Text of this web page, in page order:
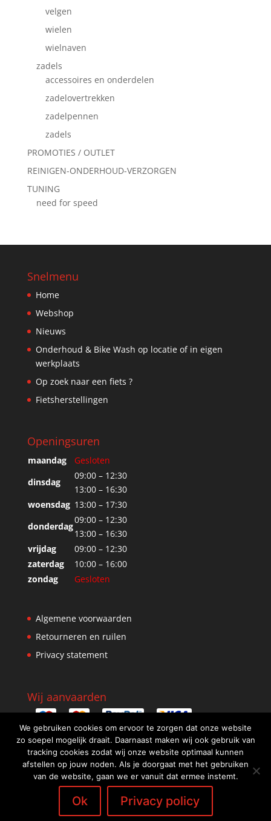
velgen
wielen
wielnaven
zadels
accessoires en onderdelen
zadelovertrekken
zadelpennen
zadels
PROMOTIES / OUTLET
REINIGEN-ONDERHOUD-VERZORGEN
TUNING
need for speed
Snelmenu
Home
Webshop
Nieuws
Onderhoud & Bike Wash op locatie of in eigen
werkplaats
Op zoek naar een fiets ?
Fietsherstellingen
Openingsuren
maandag
Gesloten
dinsdag
09:00 – 12:30
13:00 – 16:30
woensdag 13:00 – 17:30
donderdag
09:00 – 12:30
13:00 – 16:30
vrijdag
09:00 – 12:30
zaterdag
10:00 – 16:00
zondag
Gesloten
Algemene voorwaarden
Retourneren en ruilen
Privacy statement
Wij aanvaarden
Design: WebScreen.be
We gebruiken cookies om ervoor te zorgen dat onze website
zo soepel mogelijk draait. Daarnaast maken wij ook gebruik van
tracking cookies zodat wij onze website optimaal kunnen
afstellen op jouw noden. Als je doorgaat met het gebruiken
van de website, gaan we er vanuit dat ermee instemt.
Ok Privacy policy